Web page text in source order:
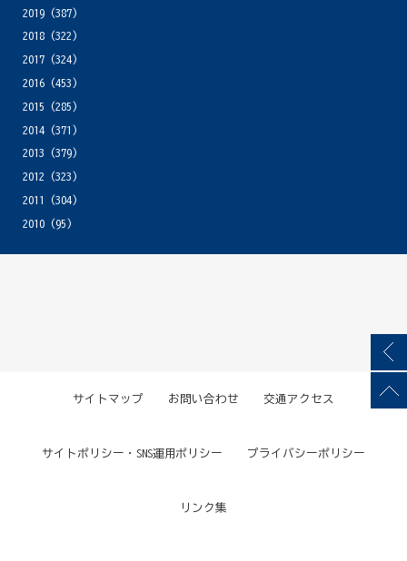
2019(387)
2018(322)
2017(324)
2016(453)
2015 (285)
2014(371)
2013 (379)
2012 (323)
2011
(304)
2010(95)
サイトマップ お問い合わせ 交通アクセス
サイトポリシー・SNS運用ポリシー プライバシーポリシー
リンク集